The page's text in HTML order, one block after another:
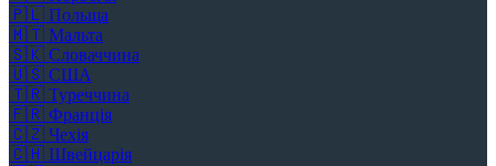
🇵🇱 Польща
🇲🇹 Мальта
🇸🇰 Словаччина
🇺🇸 США
🇹🇷 Туреччина
🇫🇷 Франція
🇨🇿 Чехія
🇨🇭 Швейцарія